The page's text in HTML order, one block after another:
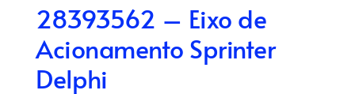
28393562 – Eixo de
Acionamento Sprinter
Delphi